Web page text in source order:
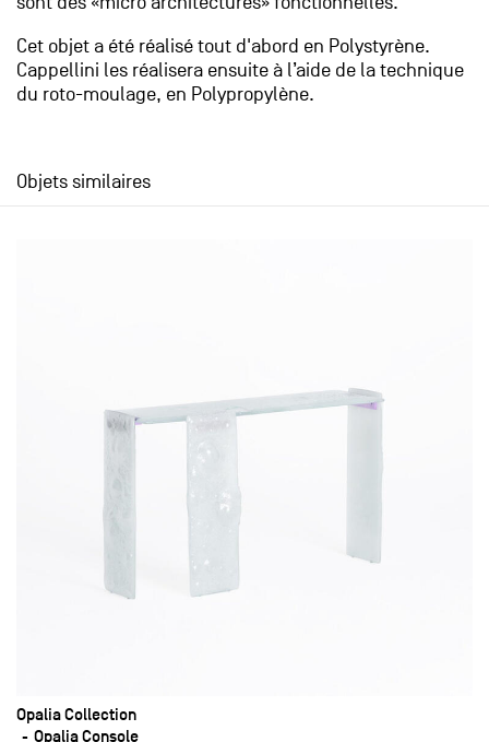
Cet objet a été réalisé tout d'abord en Polystyrène.
Cappellini les réalisera ensuite à l’aide de la technique
du roto-moulage, en Polypropylène.
Objets similaires
Opalia Collection
Opalia Console